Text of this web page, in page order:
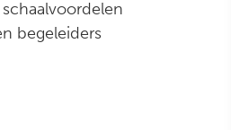
begeleiders